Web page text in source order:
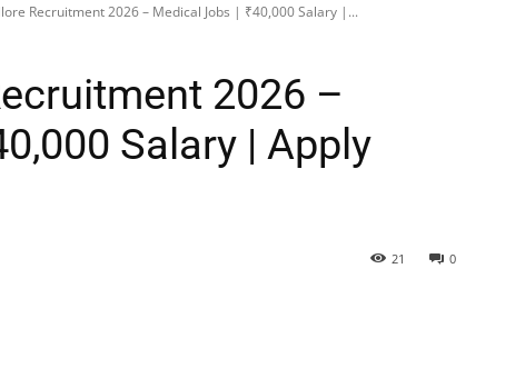
Recruitment 2026 – Medical Jobs | ₹40,000 Salary |...
2026 –
Salary | Apply
0
21